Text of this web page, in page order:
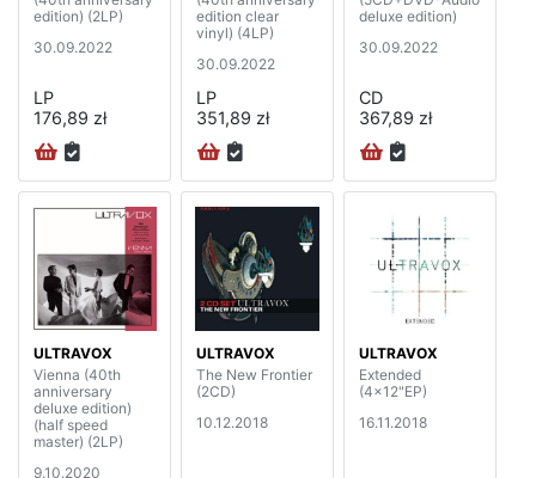
edition) (2LP)
30.09.2022
LP
176,89 zł
edition clear
vinyl) (4LP)
30.09.2022
LP
351,89 zł
deluxe edition)
30.09.2022
CD
367,89 zł
ULTRAVOX
Vienna (40th
anniversary
deluxe edition)
(half speed
master) (2LP)
9.10.2020
ULTRAVOX
The New Frontier
(2CD)
10.12.2018
ULTRAVOX
Extended
(4x12"EP)
16.11.2018